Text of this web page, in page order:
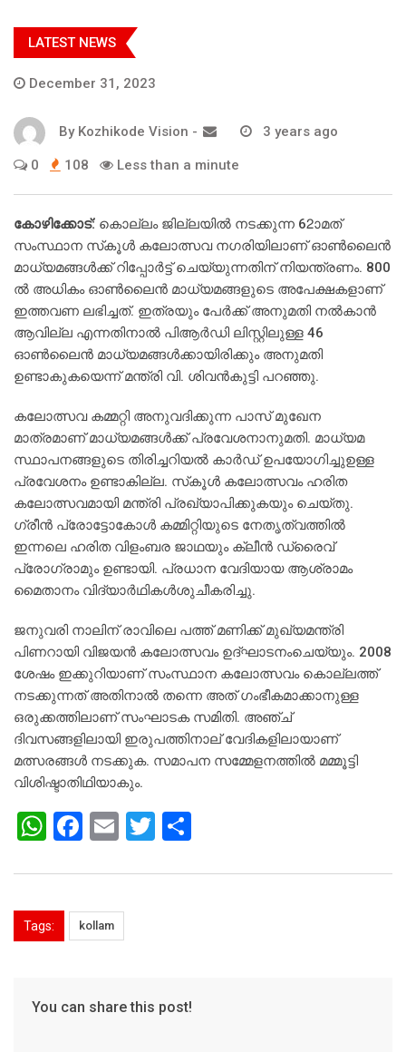
LATEST NEWS
December 31, 2023
By Kozhikode Vision - 3 years ago
0 108 Less than a minute
കോഴിക്കോട്: കൊല്ലം ജില്ലയില്‍ നടക്കുന്ന 62ാമത്
സംസ്ഥാന സ്‌കൂള്‍ കലോത്സവ നഗരിയിലാണ് ഓണ്‍ലൈന്‍
മാധ്യമങ്ങള്‍ക്ക് റിപ്പോര്‍ട്ട് ചെയ്യുന്നതിന് നിയന്ത്രണം. 800
ല്‍ അധികം ഓണ്‍ലൈന്‍ മാധ്യമങ്ങളുടെ അപേക്ഷകളാണ്
ഇത്തവണ ലഭിച്ചത്. ഇത്രയും പേര്‍ക്ക് അനുമതി നല്‍കാന്‍
ആവില്ല എന്നതിനാല്‍ പിആര്‍ഡി ലിസ്റ്റിലുള്ള 46
ഓണ്‍ലൈന്‍ മാധ്യമങ്ങള്‍ക്കായിരിക്കും അനുമതി
ഉണ്ടാകുകയെന്ന് മന്ത്രി വി. ശിവന്‍കുട്ടി പറഞ്ഞു.
കലോത്സവ കമ്മറ്റി അനുവദിക്കുന്ന പാസ് മുഖേന
മാത്രമാണ് മാധ്യമങ്ങള്‍ക്ക് പ്രവേശനാനുമതി. മാധ്യമ
സ്ഥാപനങ്ങളുടെ തിരിച്ചറിയല്‍ കാര്‍ഡ് ഉപയോഗിച്ചുഉള്ള
പ്രവേശനം ഉണ്ടാകില്ല. സ്‌കൂള്‍ കലോത്സവം ഹരിത
കലോത്സവമായി മന്ത്രി പ്രഖ്യാപിക്കുകയും ചെയ്തു.
ഗ്രീന്‍ പ്രോട്ടോകോള്‍ കമ്മിറ്റിയുടെ നേതൃത്വത്തില്‍
ഇന്നലെ ഹരിത വിളംബര ജാഥയും ക്ലീന്‍ ഡ്രൈവ്
പ്രോഗ്രാമും ഉണ്ടായി. പ്രധാന വേദിയായ ആശ്രാമം
മൈതാനം വിദ്യാര്‍ഥികള്‍ശുചീകരിച്ചു.
ജനുവരി നാലിന് രാവിലെ പത്ത് മണിക്ക് മുഖ്യമന്ത്രി
പിണറായി വിജയന്‍ കലോത്സവം ഉദ്ഘാടനംചെയ്യും. 2008
ശേഷം ഇക്കുറിയാണ് സംസ്ഥാന കലോത്സവം കൊല്ലത്ത്
നടക്കുന്നത് അതിനാല്‍ തന്നെ അത് ഗംഭീകമാക്കാനുള്ള
ഒരുക്കത്തിലാണ് സംഘാടക സമിതി. അഞ്ച്
ദിവസങ്ങളിലായി ഇരുപത്തിനാല് വേദികളിലായാണ്
മത്സരങ്ങള്‍ നടക്കുക. സമാപന സമ്മേളനത്തില്‍ മമ്മൂട്ടി
വിശിഷ്ടാതിഥിയാകും.
W
at
s
A
p
F
c
e
b
o
E
ai
l
T
tt ar
Tags: kollam
You can share this post!